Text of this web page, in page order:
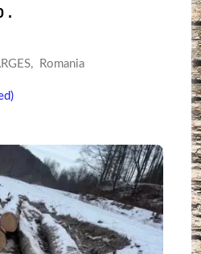
.
, Romania